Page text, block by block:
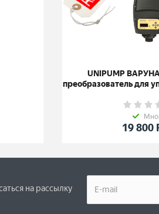
UNIPUMP
преобразователь для
19 800
на рассылку